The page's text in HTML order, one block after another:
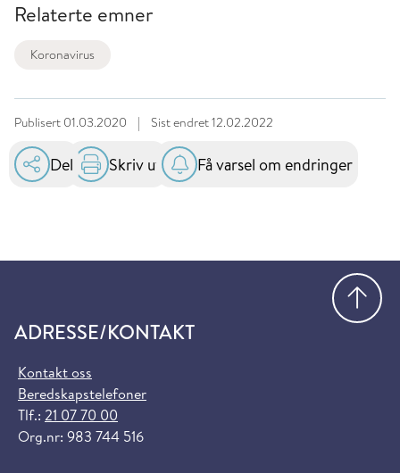
Relaterte emner
Koronavirus
Publisert 01.03.2020 | Sist endret12.02.2022
Del Skriv ut Få varsel om endringer
ADRESSE/KONTAKT
Kontakt oss
Beredskapstelefoner
Tlf.: 21 07 70 00
Org.nr: 983 744 516